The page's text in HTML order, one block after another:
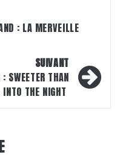
: LA MERVEILLE
SUIVANT
: SWEETER THAN
INTO THE NIGHT